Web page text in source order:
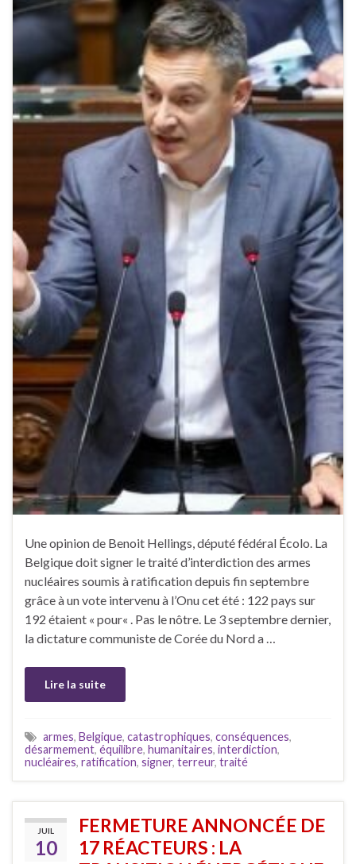
Une opinion de Benoit Hellings, député fédéral Écolo. La
Belgique doit signer le traité d’interdiction des armes
nucléaires soumis à ratification depuis fin septembre
grâce à un vote intervenu à l’Onu cet été : 122 pays sur
192 étaient « pour« . Pas le nôtre. Le 3 septembre dernier,
la dictature communiste de Corée du Nord a …
Lire la suite
armes, Belgique, catastrophiques, conséquences,
désarmement, équilibre, humanitaires, interdiction,
nucléaires, ratification, signer, terreur, traité
JUIL
10
FERMETURE ANNONCÉE DE
17 RÉACTEURS : LA